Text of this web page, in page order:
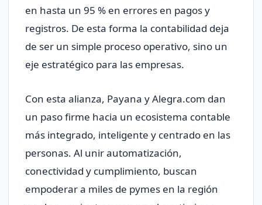
en hasta un 95 % en errores en pagos y
registros. De esta forma la contabilidad deja
de ser un simple proceso operativo, sino un
eje estratégico para las empresas.
Con esta alianza, Payana y Alegra.com dan
un paso firme hacia un ecosistema contable
más integrado, inteligente y centrado en las
personas. Al unir automatización,
conectividad y cumplimiento, buscan
empoderar a miles de pymes en la región